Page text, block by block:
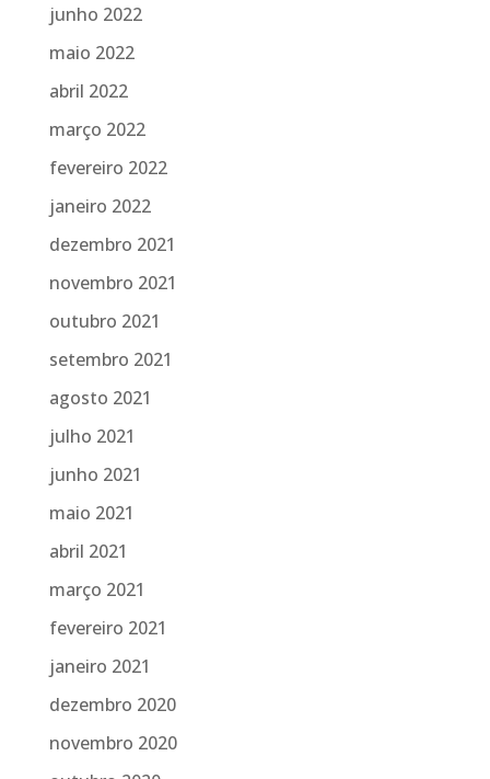
junho 2022
maio 2022
abril 2022
março 2022
fevereiro 2022
janeiro 2022
dezembro 2021
novembro 2021
outubro 2021
setembro 2021
agosto 2021
julho 2021
junho 2021
maio 2021
abril 2021
março 2021
fevereiro 2021
janeiro 2021
dezembro 2020
novembro 2020